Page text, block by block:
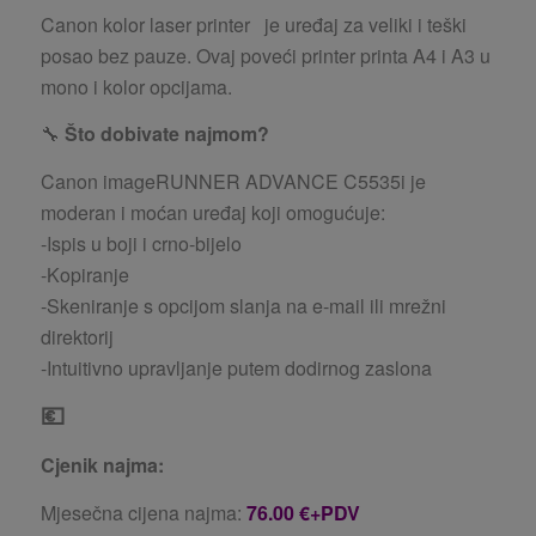
Canon kolor laser printer je uređaj za veliki i teški
posao bez pauze. Ovaj poveći printer printa A4 i A3 u
mono i kolor opcijama.
🔧 Što dobivate najmom?
Canon imageRUNNER ADVANCE C5535i je
moderan i moćan uređaj koji omogućuje:
-Ispis u boji i crno-bijelo
-Kopiranje
-Skeniranje s opcijom slanja na e-mail ili mrežni
direktorij
-Intuitivno upravljanje putem dodirnog zaslona
💶
Cjenik najma:
Mjesečna cijena najma: 76.00 €+PDV